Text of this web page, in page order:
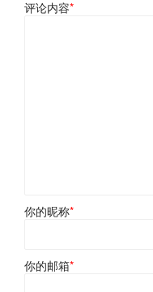
评论内容*
你的昵称*
你的邮箱*